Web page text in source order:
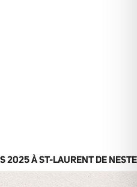
2025 À ST-LAURENT DE NESTE